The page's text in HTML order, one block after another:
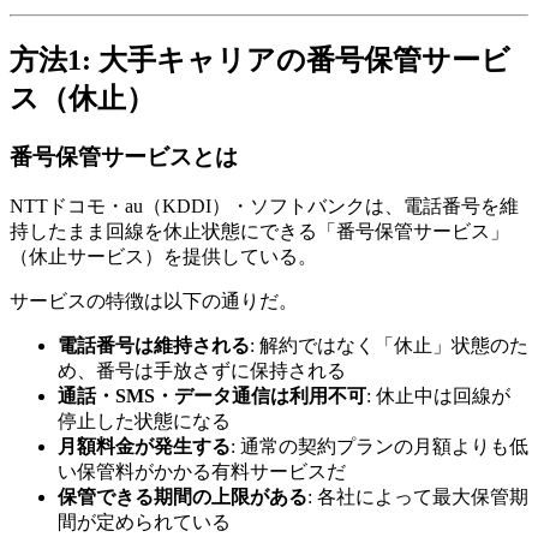
方法1: 大手キャリアの番号保管サービ
ス（休止）
番号保管サービスとは
NTTドコモ・au（KDDI）・ソフトバンクは、電話番号を維
持したまま回線を休止状態にできる「番号保管サービス」
（休止サービス）を提供している。
サービスの特徴は以下の通りだ。
電話番号は維持される: 解約ではなく「休止」状態のた
め、番号は手放さずに保持される
通話・SMS・データ通信は利用不可: 休止中は回線が
停止した状態になる
月額料金が発生する: 通常の契約プランの月額よりも低
い保管料がかかる有料サービスだ
保管できる期間の上限がある: 各社によって最大保管期
間が定められている